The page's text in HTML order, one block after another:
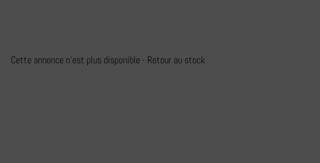
Cette annonce n'est plus disponible - Retour au stock